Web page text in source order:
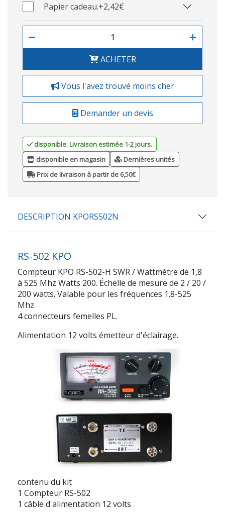
Papier cadeau.+2,42€
ACHETER
Vous l'avez trouvé moins cher
Demander un devis
disponible. Livraison estimée 1-2 jours.
disponible en magasin
Dernières unités
Prix de livraison à partir de 6,50€
DESCRIPTION KPORS502N
RS-502 KPO
Compteur KPO RS-502-H SWR / Wattmètre de 1,8
à 525 Mhz Watts 200. Échelle de mesure de 2 / 20 /
200 watts. Valable pour les fréquences 1.8-525
Mhz
4 connecteurs femelles PL.
Alimentation 12 volts émetteur d'éclairage.
contenu du kit
1 Compteur RS-502
1 câble d'alimentation 12 volts